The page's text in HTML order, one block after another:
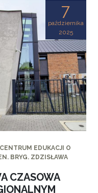
7
października
2025
EDUKACJI O
BRYG. ZDZISŁAWA
CZASOWA